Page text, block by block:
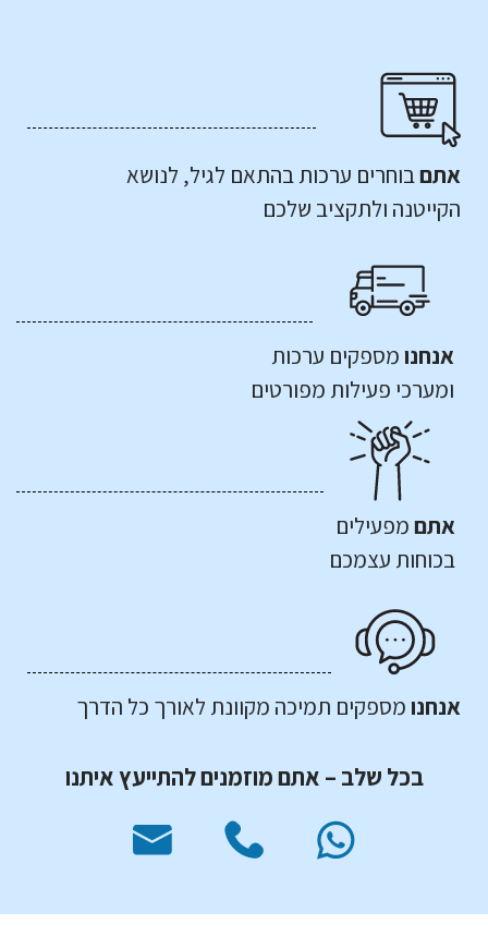
אתםבוחרים ערכות בהתאם לגיל, לנושא
הקייטנה ולתקציב שלכם
אנחנומספקים ערכות
ומערכי פעילות מפורטים
אתםמפעילים
בכוחות עצמכם
אנחנומספקים תמיכה מקוונת לאורך כל הדרך
בכל שלב – אתם מוזמנים להתייעץ איתנו